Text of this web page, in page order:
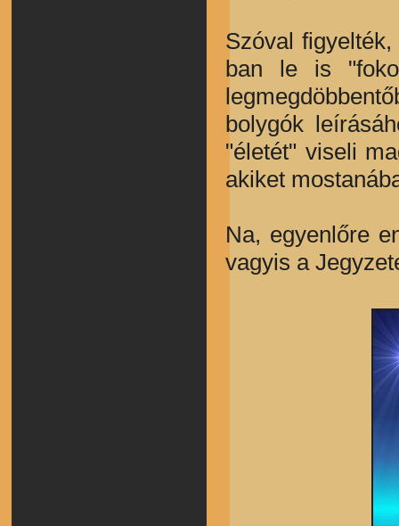
Szóval
ban le is
bolygók
"életét" viseli
akiket
Na, egyenlőre
vagyis a